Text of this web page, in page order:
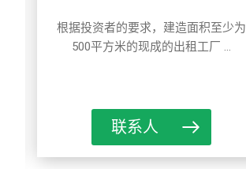
根据投资者的要求，建造面积至少为
500平方米的现成的出租工厂 ...
联系人